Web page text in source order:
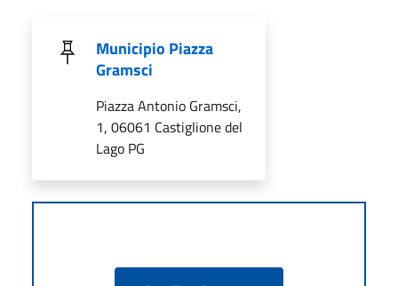
Municipio Piazza
Gramsci
Piazza Antonio Gramsci,
1, 06061 Castiglione del
Lago PG